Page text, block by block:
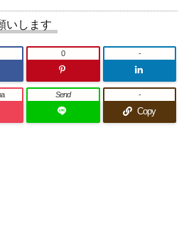
いします
0 -
Send
Copy
-